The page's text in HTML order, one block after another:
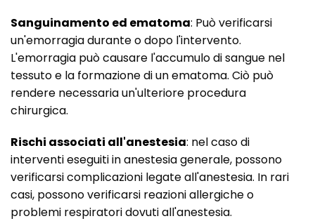
Sanguinamento ed ematoma: Può verificarsi
un'emorragia durante o dopo l'intervento.
L'emorragia può causare l'accumulo di sangue nel
tessuto e la formazione di un ematoma. Ciò può
rendere necessaria un'ulteriore procedura
chirurgica.
Rischi associati all'anestesia: nel caso di
interventi eseguiti in anestesia generale, possono
verificarsi complicazioni legate all'anestesia. In rari
casi, possono verificarsi reazioni allergiche o
problemi respiratori dovuti all'anestesia.